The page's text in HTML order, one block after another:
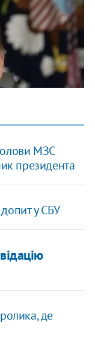
МЗС
президента
у СБУ
де